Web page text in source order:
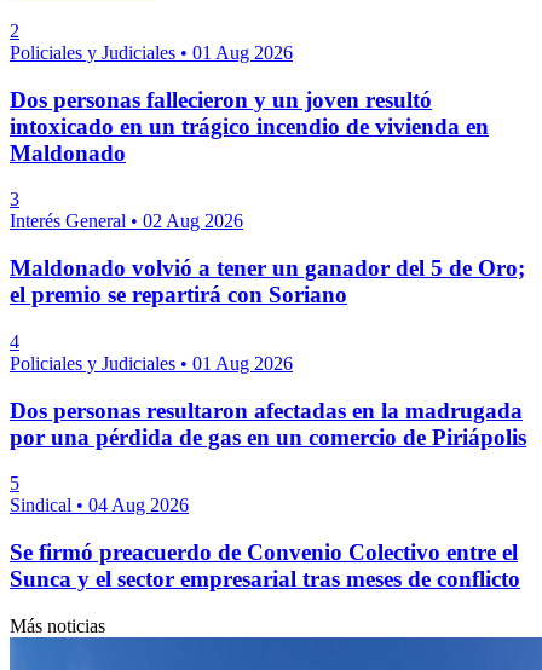
2
Policiales y Judiciales • 01 Aug 2026
Dos personas fallecieron y un joven resultó
intoxicado en un trágico incendio de vivienda en
Maldonado
3
Interés General • 02 Aug 2026
Maldonado volvió a tener un ganador del 5 de Oro;
el premio se repartirá con Soriano
4
Policiales y Judiciales • 01 Aug 2026
Dos personas resultaron afectadas en la madrugada
por una pérdida de gas en un comercio de Piriápolis
5
Sindical • 04 Aug 2026
Se firmó preacuerdo de Convenio Colectivo entre el
Sunca y el sector empresarial tras meses de conflicto
Más noticias